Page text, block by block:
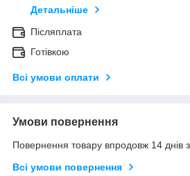
Детальніше
Післяплата
Готівкою
Всі умови оплати
Умови повернення
Повернення товару впродовж 14 днів
Всі умови повернення